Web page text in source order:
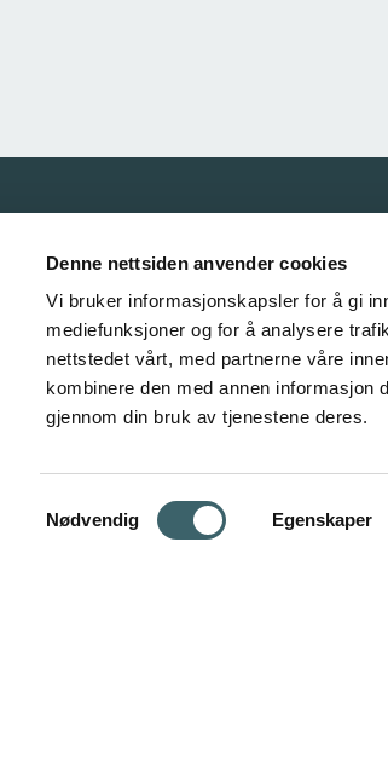
Denne nettsiden anvender cookies
Vi bruker informasjonskapsler for å gi
mediefunksjoner og for å analysere
nettstedet vårt, med partnerne våre
kombinere den med annen informasjon
gjennom din bruk av tjenestene deres.
Samtykkevalg
Nødvendig Egenskaper